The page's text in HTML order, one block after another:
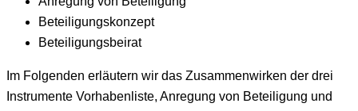
Beteiligungskonzept
Beteiligungsbeirat
Im Folgenden erläutern wir das Zusammenwirken der drei
Instrumente Vorhabenliste, Anregung von Beteiligung und